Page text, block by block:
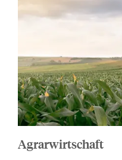
Agrarwirtschaft